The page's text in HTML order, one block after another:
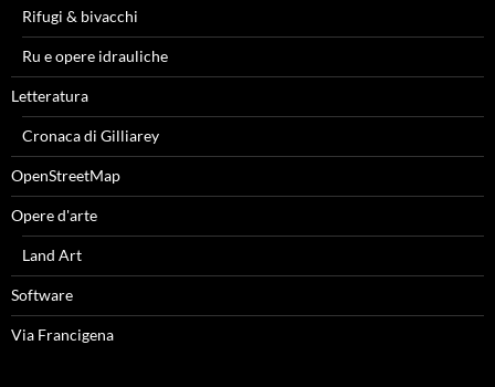
Rifugi & bivacchi
Ru e opere idrauliche
Letteratura
Cronaca di Gilliarey
OpenStreetMap
Opere d'arte
Land Art
Software
Via Francigena